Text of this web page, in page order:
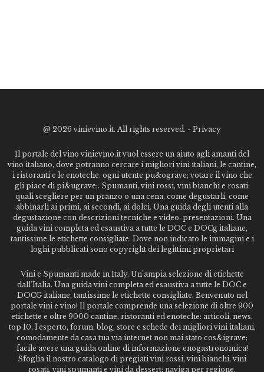
@ 2026 vinievino.it. All rights reserved. - Privacy
Il portale del vino vinievino.it vuol essere un aiuto agli amanti del
vino italiano, dove potranno cercare i migliori vini italiani, le cantine,
i ristoranti e le enoteche. ogni utente pu&ograve; votare il vino che
gli piace di pi&ugrave;. Spumanti, vini rossi, vini bianchi e rosati:
quali scegliere per un pranzo o una cena, come degustarli, come
abbinarli ai primi, ai secondi, ai dolci. Una guida degli utenti alla
degustazione con descrizioni tecniche e video-presentazioni. Una
guida vini completa ed esaustiva a tutte le DOC e DOCg italiane,
tantissime le etichette consigliate. Dove non indicato le immagini e i
loghi pubblicati sono copyright dei legittimi proprietari
Vini e Spumanti made in Italy. Un'ampia selezione di etichette
dall'Italia. Una guida vini completa ed esaustiva a tutte le DOC e
DOCG italiane, tantissime le etichette consigliate. Benvenuto nel
portale vini e vino! Il portale comprende una selezione di oltre 900
etichette e oltre 9000 cantine, ristoranti ed enoteche: articoli, news,
top 10, l'esperto, forum, blog, store e schede dei migliori vini italiani,
comodamente da casa tua via internet non mai stato cos&igrave;
facile avere una guida online di informazione enogastronomica!
Sfoglia il nostro catalogo di pregiati vini rossi, vini bianchi, vini
rosati, vini spumanti e vini da dessert; naviga per regione,